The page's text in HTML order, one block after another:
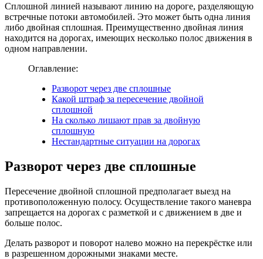
Сплошной линией называют линию на дороге, разделяющую
встречные потоки автомобилей. Это может быть одна линия
либо двойная сплошная. Преимущественно двойная линия
находится на дорогах, имеющих несколько полос движения в
одном направлении.
Оглавление:
Разворот через две сплошные
Какой штраф за пересечение двойной
сплошной
На сколько лишают прав за двойную
сплошную
Нестандартные ситуации на дорогах
Разворот через две сплошные
Пересечение двойной сплошной предполагает выезд на
противоположенную полосу. Осуществление такого маневра
запрещается на дорогах с разметкой и с движением в две и
больше полос.
Делать разворот и поворот налево можно на перекрёстке или
в разрешенном дорожными знаками месте.